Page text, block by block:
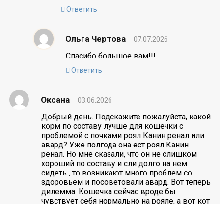
Ответить
Ольга Чертова 07.07.2026
Спасибо большое вам!!!
Ответить
Оксана 03.06.2026
Добрый день. Подскажите пожалуйста, какой
корм по составу лучше для кошечки с
проблемой с почками роял Канин ренал или
авард? Уже полгода она ест роял Канин
ренал. Но мне сказали, что он не слишком
хороший по составу и сли долго на нем
сидеть , то возникают много проблем со
здоровьем и посоветовали авард. Вот теперь
дилемма. Кошечка сейчас вроде бы
чувствует себя нормально на рояле, а вот кот